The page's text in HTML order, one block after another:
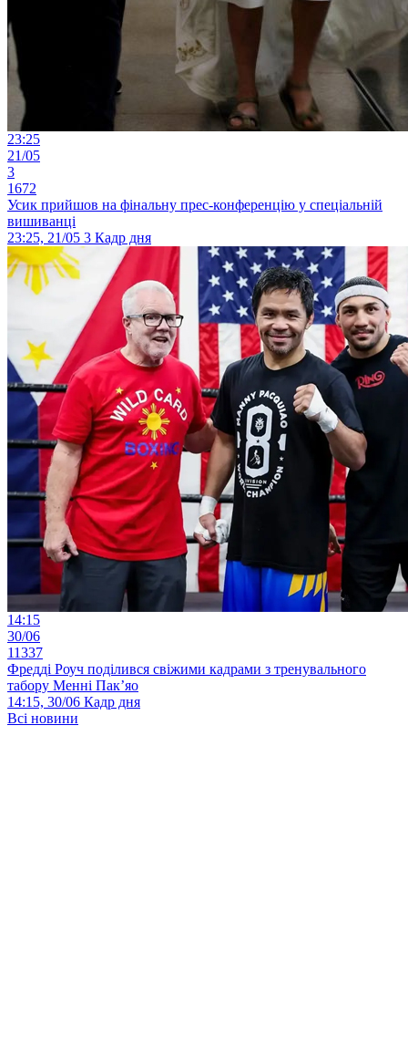
23:25
21/05
3
1672
Усик прийшов на фінальну прес-конференцію у спеціальній
вишиванці
23:25, 21/05 3 Кадр дня
14:15
30/06
11337
Фредді Роуч поділився свіжими кадрами з тренувального
табору Менні Пак’яо
14:15, 30/06 Кадр дня
Всі новини